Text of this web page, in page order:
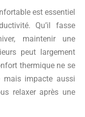
est essentiel
Qu’il fasse
maintenir une
peut largement
thermique ne se
mais impacte aussi
relaxer après une